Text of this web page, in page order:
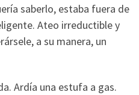
saberlo, estaba fuera de
Ateo irreductible y
a su manera, un
Ardía una estufa a gas.